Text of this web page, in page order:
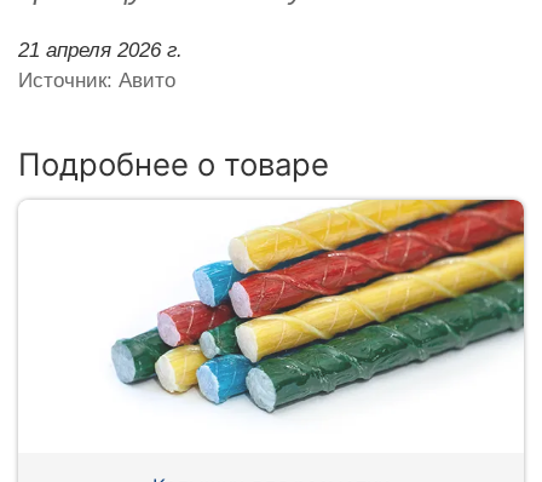
21 апреля 2026 г.
Источник: Авито
Подробнее о товаре